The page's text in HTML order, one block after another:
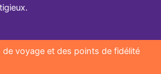
de voyage et des points de fidélité